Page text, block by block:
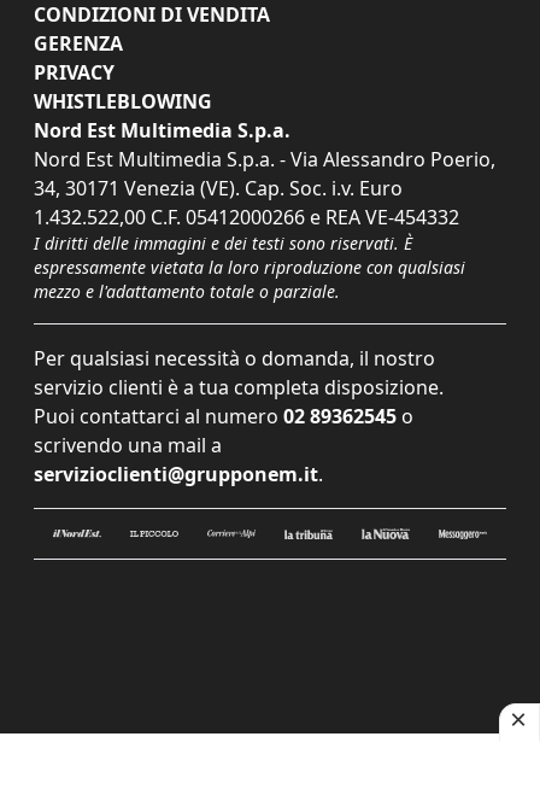
CONDIZIONI DI VENDITA
GERENZA
PRIVACY
WHISTLEBLOWING
Nord Est Multimedia S.p.a.
Nord Est Multimedia S.p.a. - Via Alessandro Poerio,
34, 30171 Venezia (VE). Cap. Soc. i.v. Euro
1.432.522,00 C.F. 05412000266 e REA VE-454332
I diritti delle immagini e dei testi sono riservati. È
espressamente vietata la loro riproduzione con qualsiasi
mezzo e l'adattamento totale o parziale.
Per qualsiasi necessità o domanda, il nostro
servizio clienti è a tua completa disposizione.
Puoi contattarci al numero 02 89362545 o
scrivendo una mail a
servizioclienti@grupponem.it.